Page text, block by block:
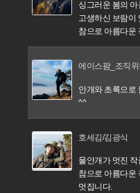
싱그러운 봄의
고생하신 보람이
참으로 아름다운
에이스팜_조직위
안개와 초록으로
^^
호세김/김광식
물안개가 멋진 작
참으로 아름다운
멋집니다.